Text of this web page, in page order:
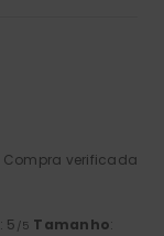
Compra verificada
: 5 /5 Tamanho: